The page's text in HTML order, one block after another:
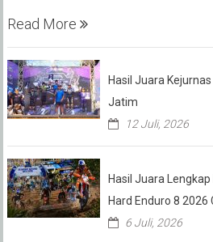
Read More
Hasil Juara
Jatim
12 Juli, 2026
Hasil Juara
Hard Enduro 8 2026
6 Juli, 2026